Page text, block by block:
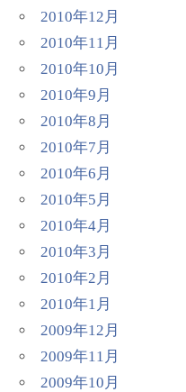
2010年12月
2010年11月
2010年10月
2010年9月
2010年8月
2010年7月
2010年6月
2010年5月
2010年4月
2010年3月
2010年2月
2010年1月
2009年12月
2009年11月
2009年10月